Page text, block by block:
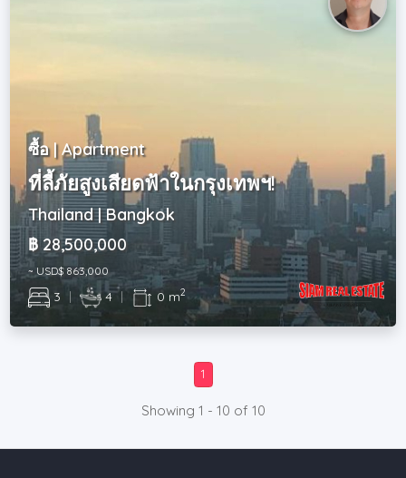
ซื้อ | Apartment
ที่ลี้ภัยสูงเสียดฟ้าในกรุงเทพฯ!
Thailand | Bangkok
฿ 28,500,000
~ USD$ 863,000
3 | 4 | 0 m2
1
Showing 1 - 10 of 10